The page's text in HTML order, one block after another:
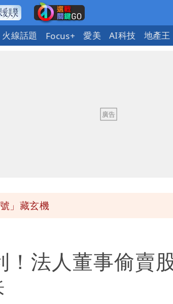
火線話題 Focus+ 愛美 AI科技 地產王
」藏玄機
一次掀翻
Man
！法人董事偷